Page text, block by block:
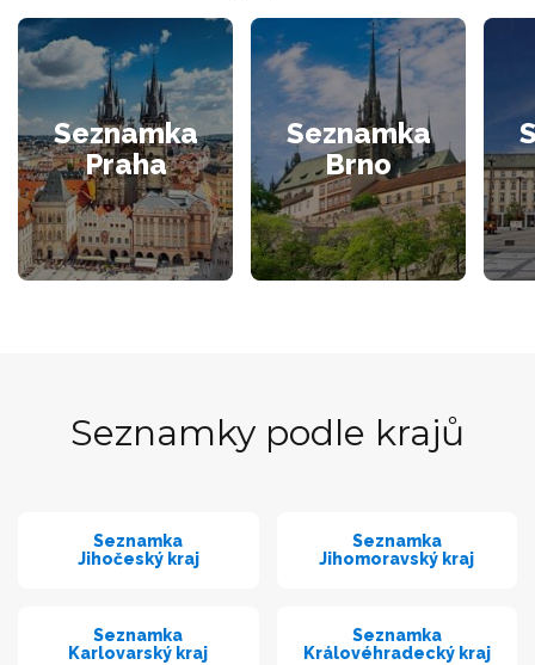
Seznamka
Praha
Seznamka
Brno
Seznamky podle krajů
Seznamka
Jihočeský kraj
Seznamka
Jihomoravský kraj
Seznamka
Karlovarský kraj
Seznamka
Královéhradecký kraj